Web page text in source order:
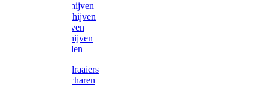
Afbraamschijven
Doorslijpschijven
Lamelschijven
Diamantschijven
Laselektroden
Schroevendraaiers
Tangen / Scharen